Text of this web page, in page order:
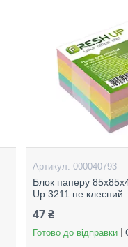
000040793
Блок паперу
Up 3211 не клеєний
47 ₴
Готово до відправки